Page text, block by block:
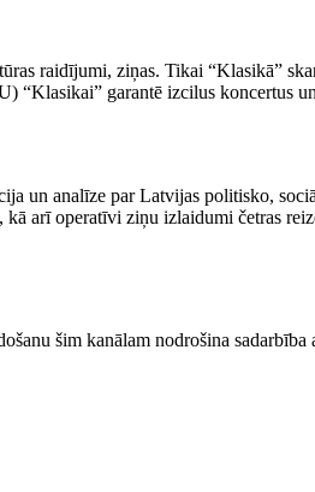
raidījumi, ziņas. Tikai “Klasikā”
garantē izcilus koncertus
un analīze par Latvijas politisko,
arī operatīvi ziņu izlaidumi četras
šim kanālam nodrošina